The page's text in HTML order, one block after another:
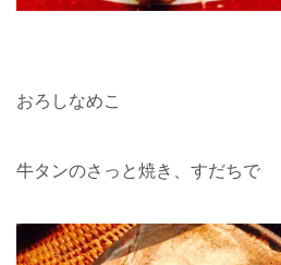
おろしなめこ
牛タンのさっと焼き、すだちで